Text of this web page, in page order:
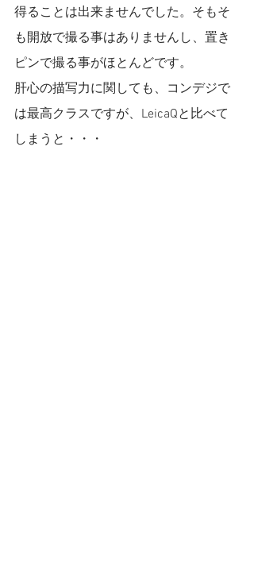
得ることは出来ませんでした。そもそ
も開放で撮る事はありませんし、置き
ピンで撮る事がほとんどです。
肝心の描写力に関しても、コンデジで
は最高クラスですが、LeicaQと比べて
しまうと・・・